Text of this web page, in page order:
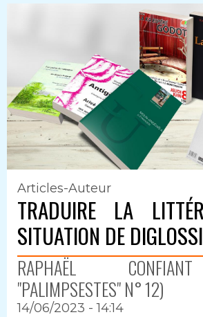
Articles-Auteur
TRADUIRE LA
SITUATION DE
RAPHAËL
"PALIMPSESTES" N° 12)
14/06/2023 - 14:14